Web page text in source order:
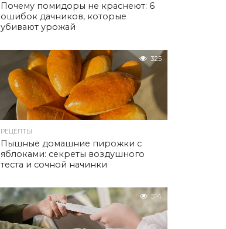
Почему помидоры не краснеют: 6
ошибок дачников, которые
убивают урожай
325
РЕЦЕПТЫ
Пышные домашние пирожки с
яблоками: секреты воздушного
теста и сочной начинки
514